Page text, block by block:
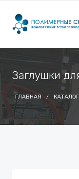
Заглушки
ГЛАВНАЯ КАТАЛОГ